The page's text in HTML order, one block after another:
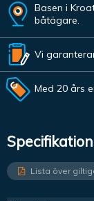
Basen i
båtägare.
Vi
Med 20 års
Specifikation
Lista över